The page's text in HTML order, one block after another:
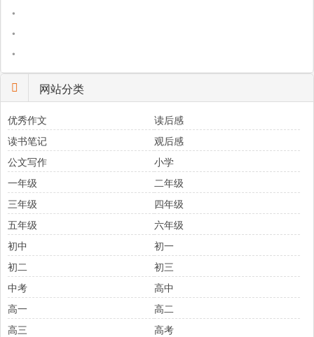
•
•
•
网站分类
优秀作文
读后感
读书笔记
观后感
公文写作
小学
一年级
二年级
三年级
四年级
五年级
六年级
初中
初一
初二
初三
中考
高中
高一
高二
高三
高考